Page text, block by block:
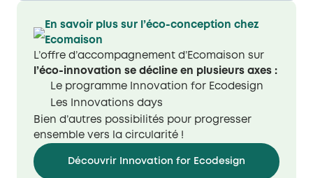
En savoir plus sur l’éco-conception chez
Ecomaison
L’offre d’accompagnement d’Ecomaison sur
l’éco-innovation se décline en plusieurs axes :
Le programme Innovation for Ecodesign
Les Innovations days
Bien d’autres possibilités pour progresser
ensemble vers la circularité !​
Découvrir Innovation for Ecodesign